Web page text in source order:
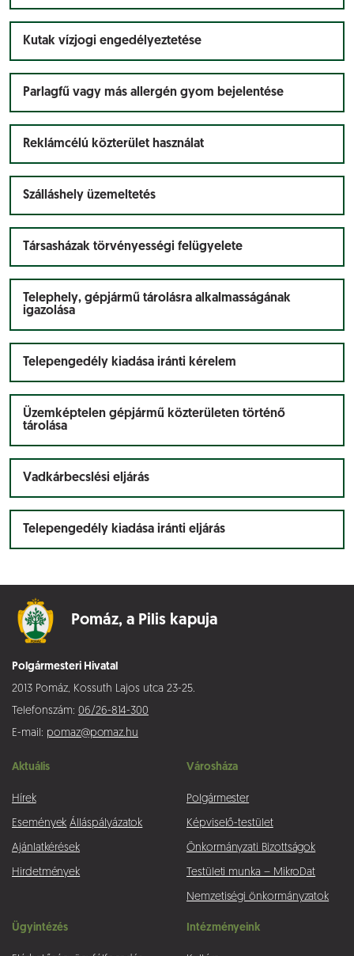
Kutak vízjogi engedélyeztetése
Parlagfű vagy más allergén gyom bejelentése
Reklámcélú közterület használat
Szálláshely üzemeltetés
Társasházak törvényességi felügyelete
Telephely, gépjármű tárolásra alkalmasságának
igazolása
Telepengedély kiadása iránti kérelem
Üzemképtelen gépjármű közterületen történő
tárolása
Vadkárbecslési eljárás
Telepengedély kiadása iránti eljárás
Pomáz, a Pilis kapuja
Polgármesteri Hivatal
2013 Pomáz, Kossuth Lajos utca 23-25.
Telefonszám: 06/26-814-300
E-mail: pomaz@pomaz.hu
Aktuális
Hírek
Események Álláspályázatok
Ajánlatkérések
Hirdetmények
Városháza
Polgármester
Képviselő-testület
Önkormányzati Bizottságok
Testületi munka – MikroDat
Nemzetiségi önkormányzatok
Ügyintézés Intézményeink